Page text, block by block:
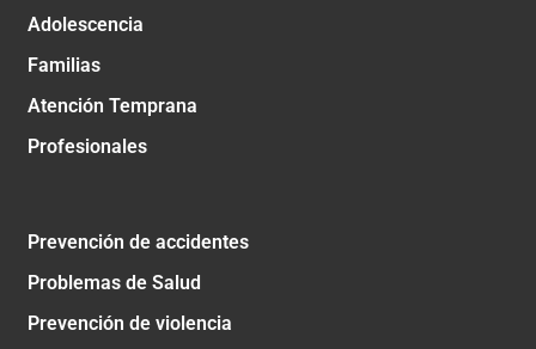
Adolescencia
Familias
Atención Temprana
Profesionales
Prevención de accidentes
Problemas de Salud
Prevención de violencia